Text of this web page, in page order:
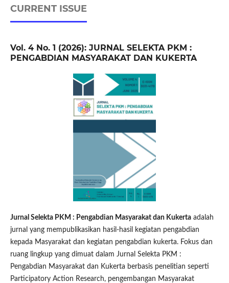
CURRENT ISSUE
Vol. 4 No. 1 (2026): JURNAL SELEKTA PKM :
PENGABDIAN MASYARAKAT DAN KUKERTA
Jurnal Selekta PKM : Pengabdian Masyarakat dan Kukertaadalah
jurnal yang mempublikasikan hasil-hasil kegiatan pengabdian
kepada Masyarakat dan kegiatan pengabdian kukerta. Fokus dan
ruang lingkup yang dimuat dalam Jurnal Selekta PKM :
Pengabdian Masyarakat dan Kukerta berbasis penelitian seperti
Participatory Action Research, pengembangan Masyarakat